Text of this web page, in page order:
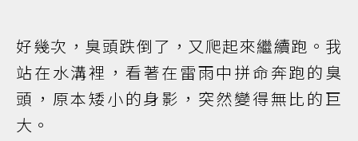
好幾次，臭頭跌倒了，又爬起來繼續跑。我
站在水溝裡，看著在雷雨中拼命奔跑的臭
頭，原本矮小的身影，突然變得無比的巨
大。